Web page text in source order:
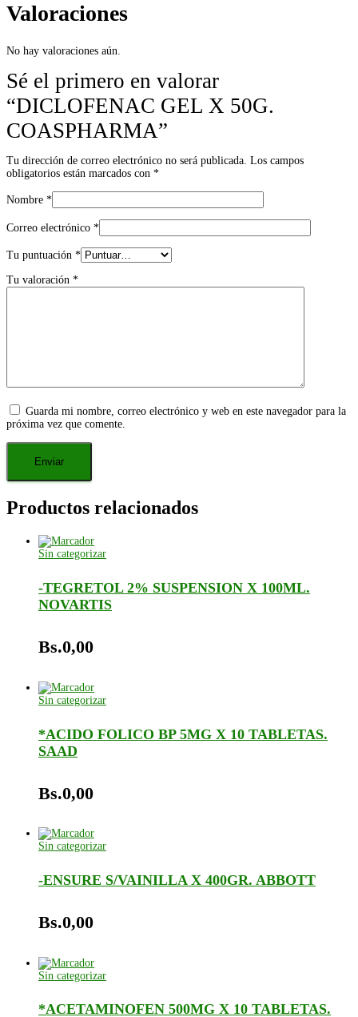
Valoraciones
No hay valoraciones aún.
Sé el primero en valorar
“DICLOFENAC GEL X 50G.
COASPHARMA”
Tu dirección de correo electrónico no será publicada. Los campos
obligatorios están marcados con *
Nombre *
Correo electrónico *
Tu puntuación *
Tu valoración *
Guarda mi nombre, correo electrónico y web en este navegador para la
próxima vez que comente.
Productos relacionados
Sin categorizar
-TEGRETOL 2% SUSPENSION X 100ML.
NOVARTIS
Bs.0,00
Sin categorizar
*ACIDO FOLICO BP 5MG X 10 TABLETAS.
SAAD
Bs.0,00
Sin categorizar
-ENSURE S/VAINILLA X 400GR. ABBOTT
Bs.0,00
Sin categorizar
*ACETAMINOFEN 500MG X 10 TABLETAS.